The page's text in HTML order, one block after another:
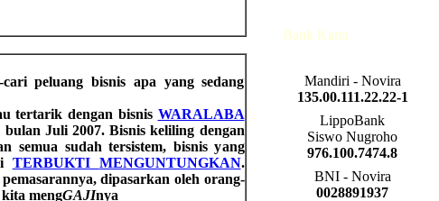
peluang bisnis apa yang sedang
tertarik dengan bisnis WARALABA
Juli 2007. Bisnis keliling dengan
semua sudah tersistem, bisnis yang
TERBUKTI MENGUNTUNGKAN.
dipasarkan oleh orang-
mengGAJInya
Bank Kami
Mandiri - Novira
135.00.111.22.22-1
LippoBank
Siswo Nugroho
976.100.7474.8
BNI - Novira
0028891937